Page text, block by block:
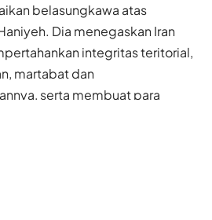
belasungkawa atas
Dia menegaskan Iran
integritas teritorial,
martabat dan
serta membuat para